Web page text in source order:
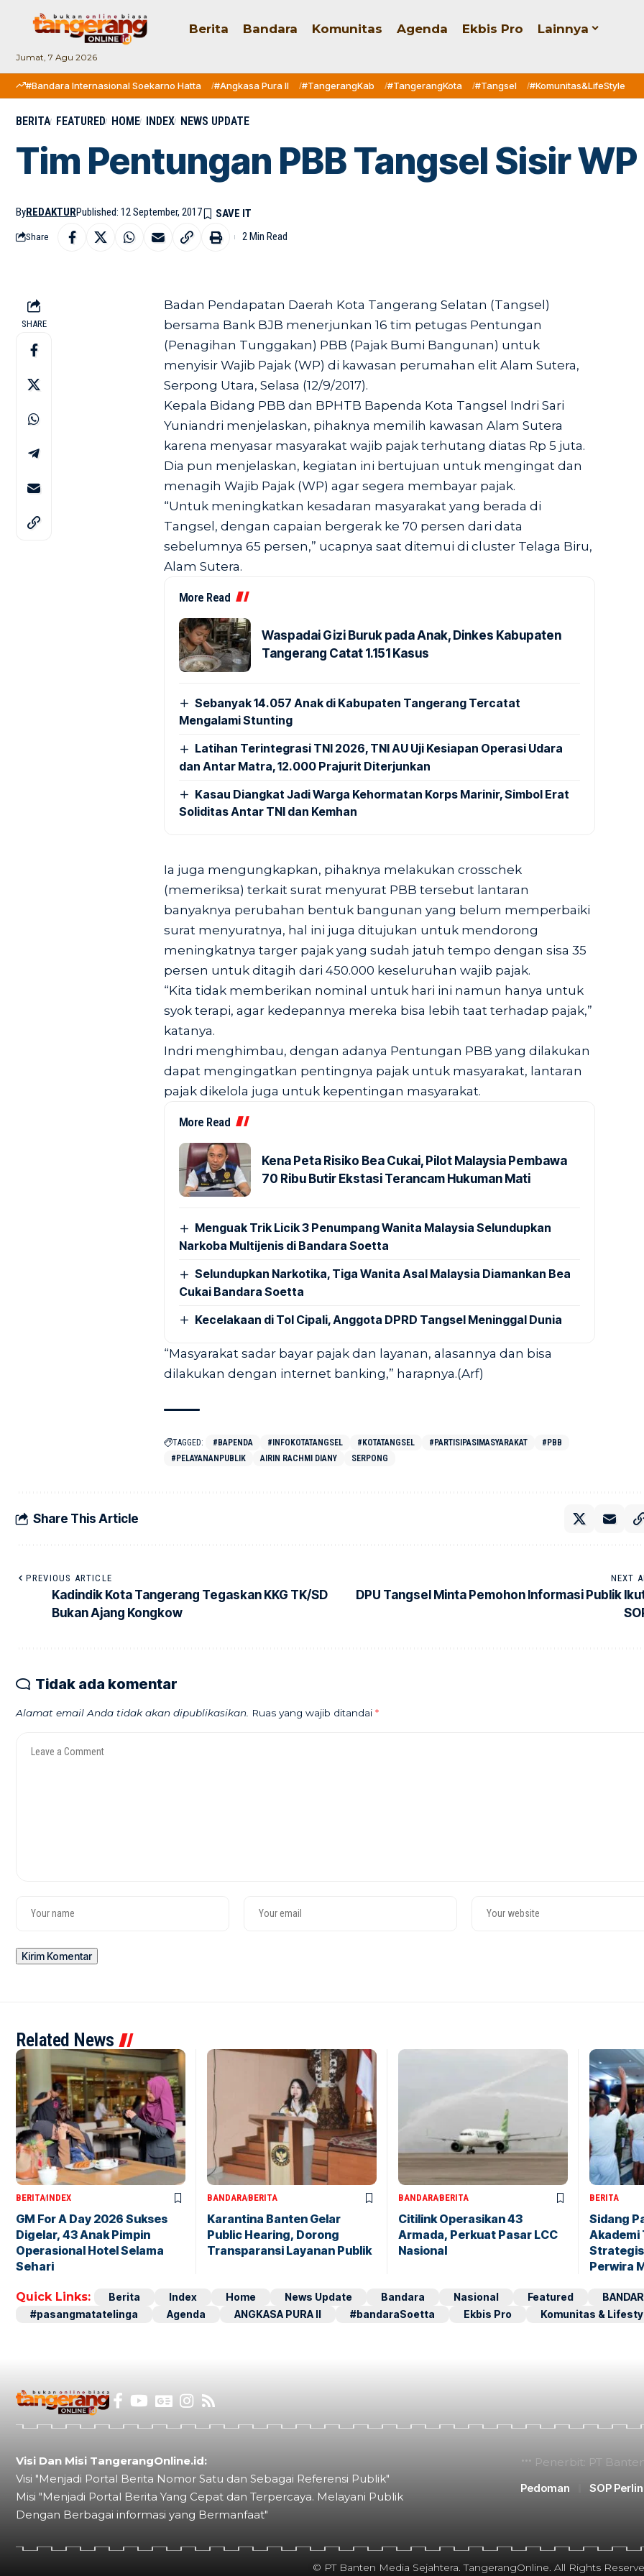
Jumat, 7 Agu 2026
Berita Bandara Komunitas Agenda Ekbis Pro Lainnya
#Bandara Internasional Soekarno Hatta #Angkasa Pura II #TangerangKab #TangerangKota #Tangsel #Komunitas&LifeStyle
BERITA FEATURED HOME INDEX NEWS UPDATE
Tim Pentungan PBB Tangsel Sisir
ByREDAKTURPublished: 12 September, 2017
Share 2 Min Read
SHARE
Badan Pendapatan Daerah Kota Tangerang Selatan (Tangsel)
bersama Bank BJB menerjunkan 16 tim petugas Pentungan
(Penagihan Tunggakan) PBB (Pajak Bumi Bangunan) untuk
menyisir Wajib Pajak (WP) di kawasan perumahan elit Alam Sutera,
Serpong Utara, Selasa (12/9/2017).
Kepala Bidang PBB dan BPHTB Bapenda Kota Tangsel Indri Sari
Yuniandri menjelaskan, pihaknya memilih kawasan Alam Sutera
karena menyasar masyarakat wajib pajak terhutang diatas Rp 5 juta.
Dia pun menjelaskan, kegiatan ini bertujuan untuk mengingat dan
menagih Wajib Pajak (WP) agar segera membayar pajak.
“Untuk meningkatkan kesadaran masyarakat yang berada di
Tangsel, dengan capaian bergerak ke 70 persen dari data
sebelumnya 65 persen,” ucapnya saat ditemui di cluster Telaga Biru,
Alam Sutera.
More Read
Waspadai Gizi Buruk pada Anak, Dinkes Kabupaten
Tangerang Catat 1.151 Kasus
Sebanyak 14.057 Anak di Kabupaten Tangerang Tercatat
Mengalami Stunting
Latihan Terintegrasi TNI 2026, TNI AU Uji Kesiapan Operasi Udara
dan Antar Matra, 12.000 Prajurit Diterjunkan
Kasau Diangkat Jadi Warga Kehormatan Korps Marinir, Simbol Erat
Soliditas Antar TNI dan Kemhan
Ia juga mengungkapkan, pihaknya melakukan crosschek
(memeriksa) terkait surat menyurat PBB tersebut lantaran
banyaknya perubahan bentuk bangunan yang belum memperbaiki
surat menyuratnya, hal ini juga ditujukan untuk mendorong
meningkatnya targer pajak yang sudah jatuh tempo dengan sisa 35
persen untuk ditagih dari 450.000 keseluruhan wajib pajak.
“Kita tidak memberikan nominal untuk hari ini namun hanya untuk
syok terapi, agar kedepannya mereka bisa lebih taat terhadap pajak,”
katanya.
Indri menghimbau, dengan adanya Pentungan PBB yang dilakukan
dapat mengingatkan pentingnya pajak untuk masyarakat, lantaran
pajak dikelola juga untuk kepentingan masyarakat.
More Read
Kena Peta Risiko Bea Cukai, Pilot Malaysia Pembawa
70 Ribu Butir Ekstasi Terancam Hukuman Mati
Menguak Trik Licik 3 Penumpang Wanita Malaysia Selundupkan
Narkoba Multijenis di Bandara Soetta
Selundupkan Narkotika, Tiga Wanita Asal Malaysia Diamankan Bea
Cukai Bandara Soetta
Kecelakaan di Tol Cipali, Anggota DPRD Tangsel Meninggal Dunia
“Masyarakat sadar bayar pajak dan layanan, alasannya dan bisa
dilakukan dengan internet banking,” harapnya.(Arf)
TAGGED: #BAPENDA #INFOKOTATANGSEL #KOTATANGSEL #PARTISIPASIMASYARAKAT
#PBB
#PELAYANANPUBLIK
AIRIN RACHMI DIANY SERPONG
Share This Article
PREVIOUS ARTICLE
Kadindik Kota Tangerang Tegaskan KKG TK/SD
Bukan Ajang Kongkow
NEXT
DPU Tangsel Minta Pemohon Informasi Publik
Tidak ada komentar
Alamat email Anda tidak akan dipublikasikan. Ruas yang wajib ditandai *
Related News
BERITAINDEX
GM For A Day 2026 Sukses
Digelar, 43 Anak Pimpin
Operasional Hotel Selama
Sehari
BANDARABERITA
Karantina Banten Gelar
Public Hearing, Dorong
Transparansi Layanan Publik
BANDARABERITA
Citilink Operasikan 43
Armada, Perkuat Pasar LCC
Nasional
BERITA
Sidang
Akademi
Perwira
Quick Links: Berita Index Home News Update Bandara Nasional Featured
#pasangmatatelinga
Agenda ANGKASA PURA II #bandaraSoetta Ekbis Pro Komunitas &
Visi Dan Misi TangerangOnline.id:
Visi "Menjadi Portal Berita Nomor Satu dan Sebagai Referensi Publik"
Misi "Menjadi Portal Berita Yang Cepat dan Terpercaya. Melayani Publik
Dengan Berbagai informasi yang Bermanfaat"
Penerbit: PT
Pedoman
SOP
© PT Banten Media Sejahtera. TangerangOnline. All Rights